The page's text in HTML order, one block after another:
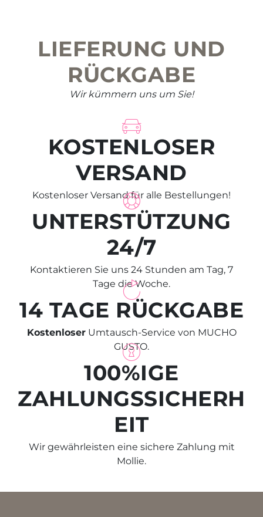
productLIEFERUNG UND
RÜCKGABE
Wir kümmern uns um Sie!
KOSTENLOSER
VERSAND
Kostenloser Versand für alle Bestellungen!
UNTERSTÜTZUNG
24/7
Kontaktieren Sie uns 24 Stunden am Tag, 7
Tage die Woche.
14 TAGE RÜCKGABE
KostenloserUmtausch-Service von MUCHO
GUSTO.
100%IGE
ZAHLUNGSSICHERH
EIT
Wir gewährleisten eine sichere Zahlung mit
Mollie.